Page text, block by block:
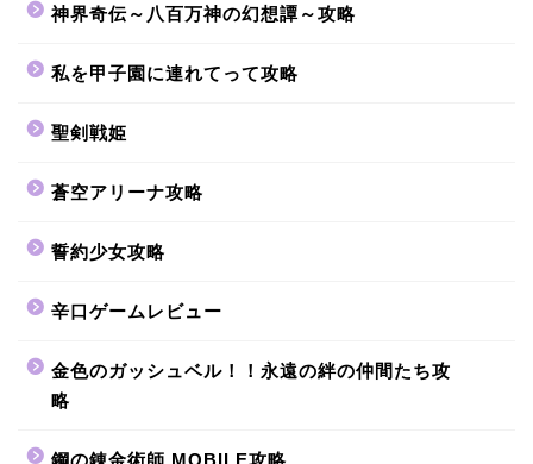
神界奇伝～八百万神の幻想譚～攻略
私を甲子園に連れてって攻略
聖剣戦姫
蒼空アリーナ攻略
誓約少女攻略
辛口ゲームレビュー
金色のガッシュベル！！永遠の絆の仲間たち攻
略
鋼の錬金術師 MOBILE攻略